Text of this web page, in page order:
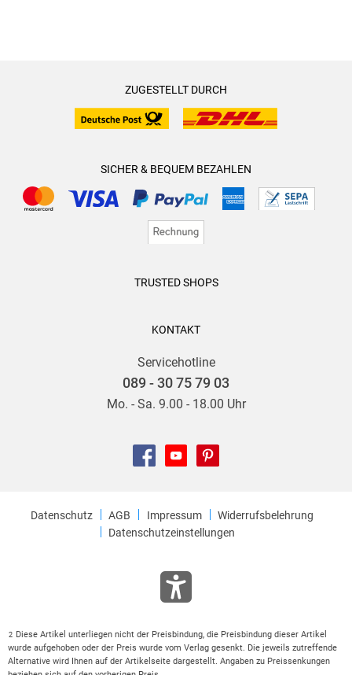
ZUGESTELLT DURCH
SICHER & BEQUEM BEZAHLEN
TRUSTED SHOPS
KONTAKT
Servicehotline
089 - 30 75 79 03
Mo. - Sa. 9.00 - 18.00 Uhr
Datenschutz AGB Impressum
Widerrufsbelehrung
Datenschutzeinstellungen
2
Diese Artikel unterliegen nicht der Preisbindung, die Preisbindung dieser Artikel
wurde aufgehoben oder der Preis wurde vom Verlag gesenkt. Die jeweils zutreffende
Alternative wird Ihnen auf der Artikelseite dargestellt. Angaben zu Preissenkungen